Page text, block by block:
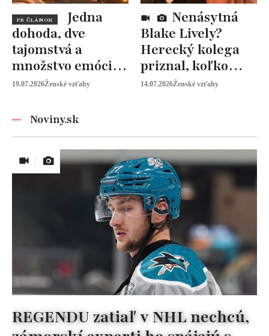
PR ČLÁNOK
dohoda, dve
tajomstvá a
množstvo emócií.
Mia Sheridan a
19.07.2026Ženské vzťahy
Blake Lively?
Herecký kolega
priznal, koľko
peňazí od neho
14.07.2026Ženské vzťahy
Noviny.sk
REGENDU zatiaľ v NHL nechcú,